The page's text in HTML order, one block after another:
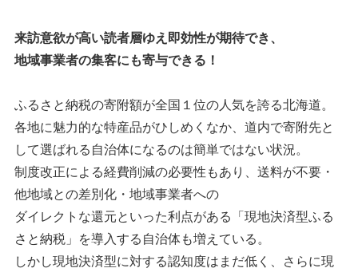
来訪意欲が高い読者層ゆえ即効性が期待でき、
地域事業者の集客にも寄与できる！
ふるさと納税の寄附額が全国１位の人気を誇る北海道。
各地に魅力的な特産品がひしめくなか、道内で寄附先と
して選ばれる自治体になるのは簡単ではない状況。
制度改正による経費削減の必要性もあり、送料が不要・
他地域との差別化・地域事業者への
ダイレクトな還元といった利点がある「現地決済型ふる
さと納税」を導入する自治体も増えている。
しかし現地決済型に対する認知度はまだ低く、さらに現